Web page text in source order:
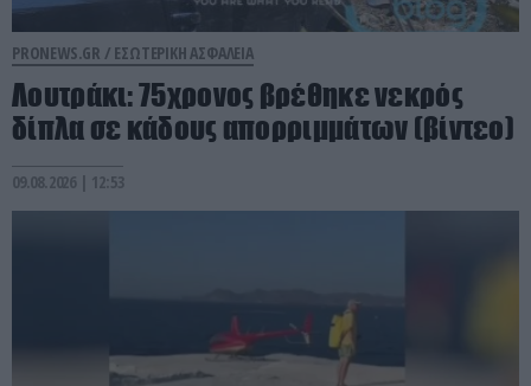
PRONEWS.GR / ΕΣΩΤΕΡΙΚΗ ΑΣΦΑΛΕΙΑ
Λουτράκι: 75χρονος βρέθηκε νεκρός
δίπλα σε κάδους απορριμμάτων (βίντεο)
09.08.2026 | 12:53